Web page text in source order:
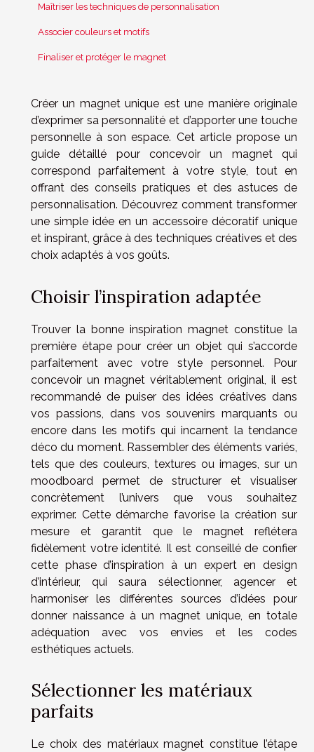
Maîtriser les techniques de personnalisation
Associer couleurs et motifs
Finaliser et protéger le magnet
Créer un magnet unique est une manière originale
d’exprimer sa personnalité et d’apporter une touche
personnelle à son espace. Cet article propose un
guide détaillé pour concevoir un magnet qui
correspond parfaitement à votre style, tout en
offrant des conseils pratiques et des astuces de
personnalisation. Découvrez comment transformer
une simple idée en un accessoire décoratif unique
et inspirant, grâce à des techniques créatives et des
choix adaptés à vos goûts.
Choisir l’inspiration adaptée
Trouver la bonne inspiration magnet constitue la
première étape pour créer un objet qui s’accorde
parfaitement avec votre style personnel. Pour
concevoir un magnet véritablement original, il est
recommandé de puiser des idées créatives dans
vos passions, dans vos souvenirs marquants ou
encore dans les motifs qui incarnent la tendance
déco du moment. Rassembler des éléments variés,
tels que des couleurs, textures ou images, sur un
moodboard permet de structurer et visualiser
concrètement l’univers que vous souhaitez
exprimer. Cette démarche favorise la création sur
mesure et garantit que le magnet reflétera
fidèlement votre identité. Il est conseillé de confier
cette phase d’inspiration à un expert en design
d’intérieur, qui saura sélectionner, agencer et
harmoniser les différentes sources d’idées pour
donner naissance à un magnet unique, en totale
adéquation avec vos envies et les codes
esthétiques actuels.
Sélectionner les matériaux
parfaits
Le choix des matériaux magnet constitue l’étape